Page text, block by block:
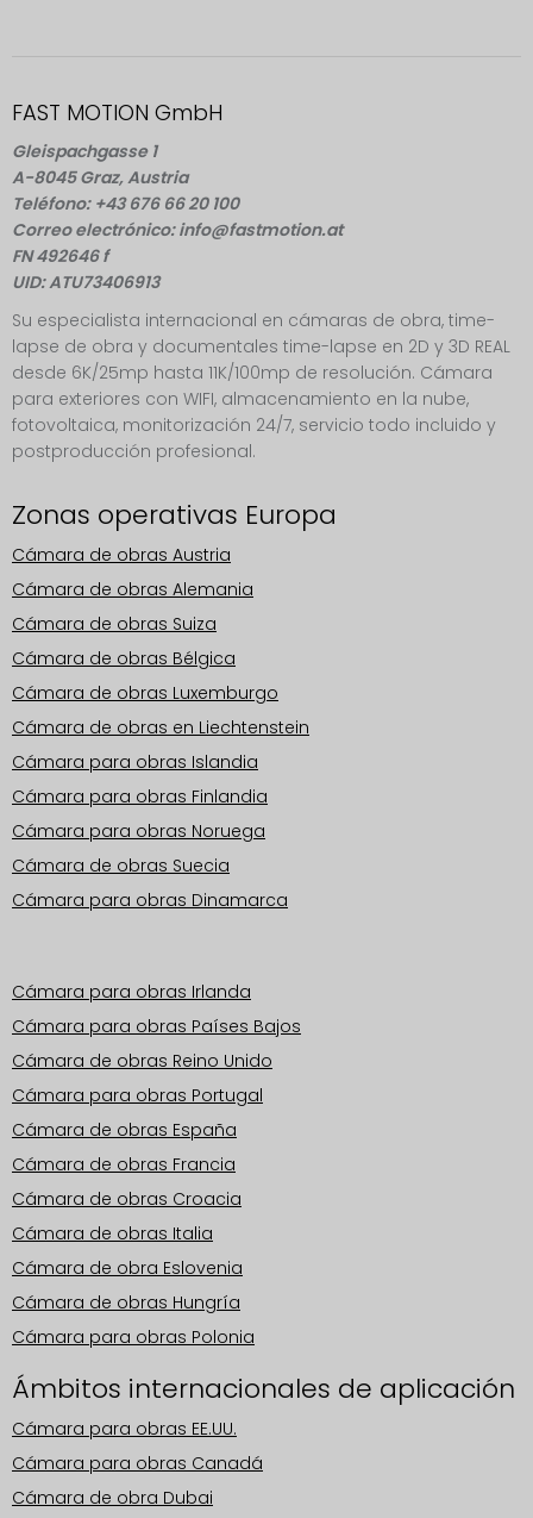
FAST MOTION GmbH
Gleispachgasse 1
A-8045 Graz, Austria
Teléfono: +43 676 66 20 100
Correo electrónico: info@fastmotion.at
FN 492646 f
UID: ATU73406913
Su especialista internacional en cámaras de obra, time-
lapse de obra y documentales time-lapse en 2D y 3D REAL
desde 6K/25mp hasta 11K/100mp de resolución. Cámara
para exteriores con WIFI, almacenamiento en la nube,
fotovoltaica, monitorización 24/7, servicio todo incluido y
postproducción profesional.
Zonas operativas Europa
Cámara de obras Austria
Cámara de obras Alemania
Cámara de obras Suiza
Cámara de obras Bélgica
Cámara de obras Luxemburgo
Cámara de obras en Liechtenstein
Cámara para obras Islandia
Cámara para obras Finlandia
Cámara para obras Noruega
Cámara de obras Suecia
Cámara para obras Dinamarca
Cámara para obras Irlanda
Cámara para obras Países Bajos
Cámara de obras Reino Unido
Cámara para obras Portugal
Cámara de obras España
Cámara de obras Francia
Cámara de obras Croacia
Cámara de obras Italia
Cámara de obra Eslovenia
Cámara de obras Hungría
Cámara para obras Polonia
Ámbitos internacionales de aplicación
Cámara para obras EE.UU.
Cámara para obras Canadá
Cámara de obra Dubai